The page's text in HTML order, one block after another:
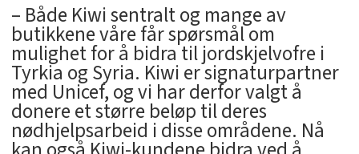
­– Både Kiwi sentralt og mange av
butikkene våre får spørsmål om
mulighet for å bidra til jordskjelvofre i
Tyrkia og Syria. Kiwi er signaturpartner
med Unicef, og vi har derfor valgt å
donere et større beløp til deres
nødhjelpsarbeid i disse områdene. Nå